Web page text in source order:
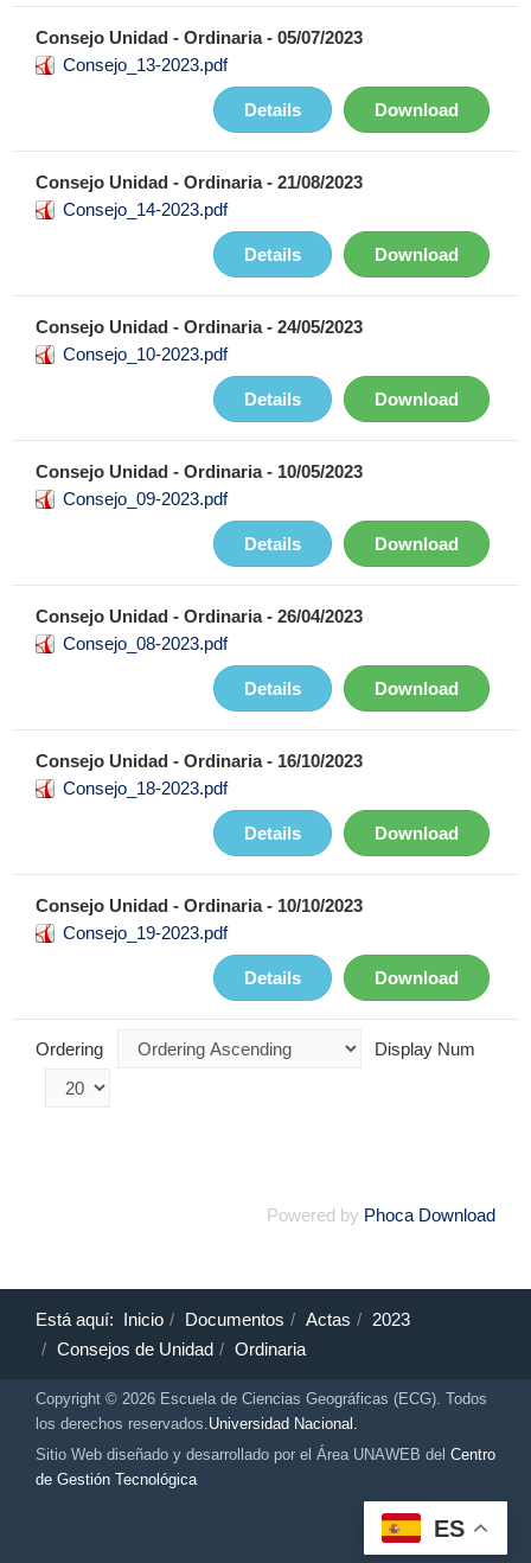
ES
Consejo Unidad - Ordinaria - 05/07/2023
Consejo_13-2023.pdf
Download
Details
Consejo Unidad - Ordinaria - 21/08/2023
Consejo_14-2023.pdf
Download
Details
Consejo Unidad - Ordinaria - 24/05/2023
Consejo_10-2023.pdf
Download
Details
Consejo Unidad - Ordinaria - 10/05/2023
Consejo_09-2023.pdf
Download
Details
Consejo Unidad - Ordinaria - 26/04/2023
Consejo_08-2023.pdf
Download
Details
Consejo Unidad - Ordinaria - 16/10/2023
Consejo_18-2023.pdf
Download
Details
Consejo Unidad - Ordinaria - 10/10/2023
Consejo_19-2023.pdf
Download
Details
Ordering Display Num
Powered by Phoca Download
Está aquí: Inicio Documentos Actas
2023
Consejos de Unidad
Ordinaria
Copyright © 2026 Escuela de Ciencias Geográficas (ECG). Todos
los derechos reservados.Universidad Nacional.
Sitio Web diseñado y desarrollado por el Área UNAWEB del Centro
de Gestión Tecnológica